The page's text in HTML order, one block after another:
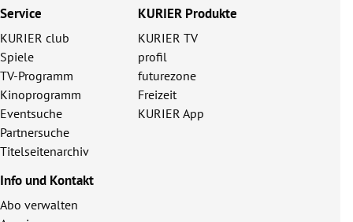
Service
KURIER club
Spiele
TV-Programm
Kinoprogramm
Eventsuche
Partnersuche
Titelseitenarchiv
KURIER Produkte
KURIER TV
profil
futurezone
Freizeit
KURIER App
Info und Kontakt
Abo verwalten